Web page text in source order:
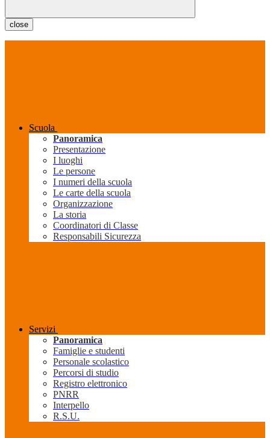
close
Scuola
Panoramica
Presentazione
I luoghi
Le persone
I numeri della scuola
Le carte della scuola
Organizzazione
La storia
Coordinatori di Classe
Responsabili Sicurezza
Servizi
Panoramica
Famiglie e studenti
Personale scolastico
Percorsi di studio
Registro elettronico
PNRR
Interpello
R.S.U.